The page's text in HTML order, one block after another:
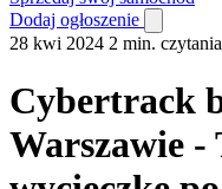
Dodaj ogłoszenie
28 kwi 2024 2 min. czytania
Cybertrack
Warszawie -